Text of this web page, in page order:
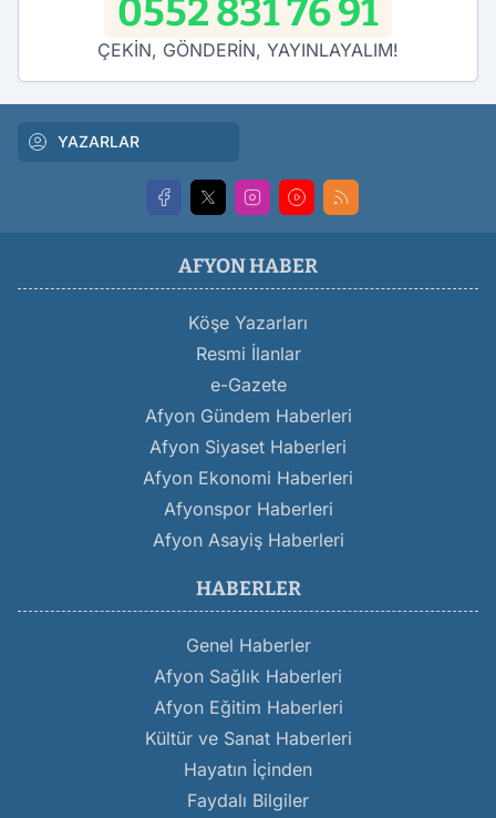
0552 831 76 91
ÇEKİN, GÖNDERİN, YAYINLAYALIM!
YAZARLAR
AFYON HABER
Köşe Yazarları
Resmi İlanlar
e-Gazete
Afyon Gündem Haberleri
Afyon Siyaset Haberleri
Afyon Ekonomi Haberleri
Afyonspor Haberleri
Afyon Asayiş Haberleri
HABERLER
Genel Haberler
Afyon Sağlık Haberleri
Afyon Eğitim Haberleri
Kültür ve Sanat Haberleri
Hayatın İçinden
Faydalı Bilgiler